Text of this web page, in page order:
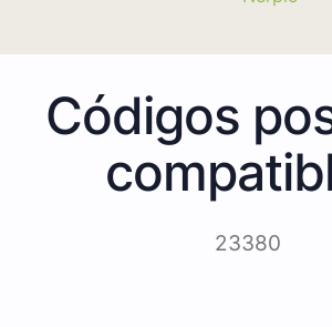
Códigos
23380